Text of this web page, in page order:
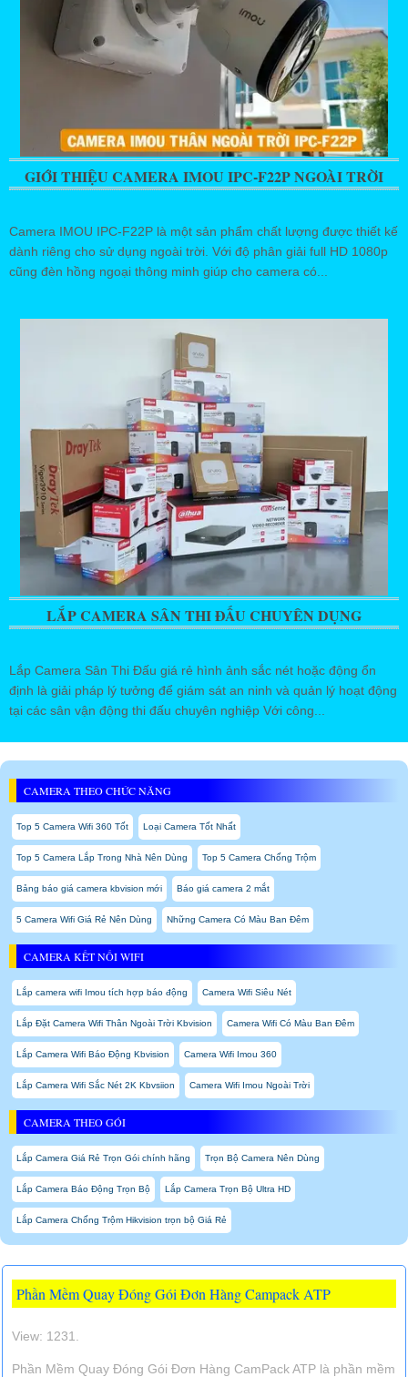
GIỚI THIỆU CAMERA IMOU IPC-F22P NGOÀI TRỜI
Camera IMOU IPC-F22P là một sản phẩm chất lượng được thiết kế
dành riêng cho sử dụng ngoài trời. Với độ phân giải full HD 1080p
cũng đèn hồng ngoại thông minh giúp cho camera có...
LẮP CAMERA SÂN THI ĐẤU CHUYÊN DỤNG
Lắp Camera Sân Thi Đấu giá rẻ hình ảnh sắc nét hoặc động ổn
định là giải pháp lý tưởng để giám sát an ninh và quản lý hoạt động
tại các sân vận động thi đấu chuyên nghiệp Với công...
CAMERA THEO CHỨC NĂNG
Top 5 Camera Wifi 360 Tốt Loại Camera Tốt Nhất
Top 5 Camera Lắp Trong Nhà Nên Dùng Top 5 Camera Chống Trộm
Bảng báo giá camera kbvision mới Báo giá camera 2 mắt
5 Camera Wifi Giá Rẻ Nên Dùng Những Camera Có Màu Ban Đêm
CAMERA KẾT NỐI WIFI
Lắp camera wifi Imou tích hợp báo động Camera Wifi Siêu Nét
Lắp Đặt Camera Wifi Thân Ngoài Trời Kbvision Camera Wifi Có Màu Ban Đêm
Lắp Camera Wifi Báo Động Kbvision Camera Wifi Imou 360
Lắp Camera Wifi Sắc Nét 2K Kbvsiion Camera Wifi Imou Ngoài Trời
CAMERA THEO GÓI
Lắp Camera Giá Rẻ Trọn Gói chính hãng Trọn Bộ Camera Nên Dùng
Lắp Camera Báo Động Trọn Bộ Lắp Camera Trọn Bộ Ultra HD
Lắp Camera Chống Trộm Hikvision trọn bộ Giá Rẻ
Phần Mềm Quay Đóng Gói Đơn Hàng Campack ATP
View: 1231.
Phần Mềm Quay Đóng Gói Đơn Hàng CamPack ATP là phần mềm